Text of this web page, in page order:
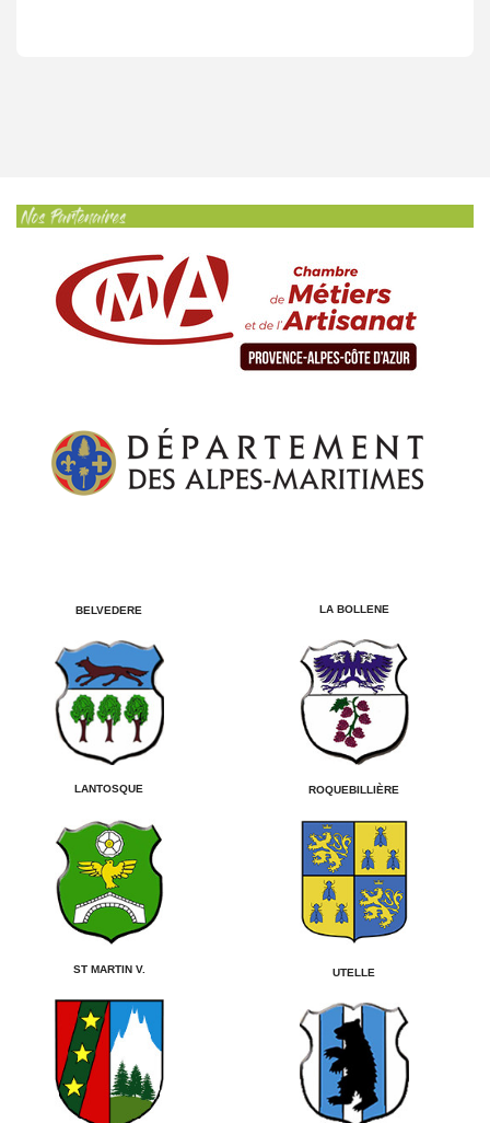
BELVEDERE LA BOLLENE
LANTOSQUE ROQUEBILLIÈRE
ST MARTIN V. UTELLE